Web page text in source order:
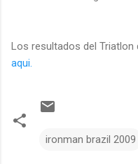
Los resultados del Triatlon
aqui.
ironman brazil 2009